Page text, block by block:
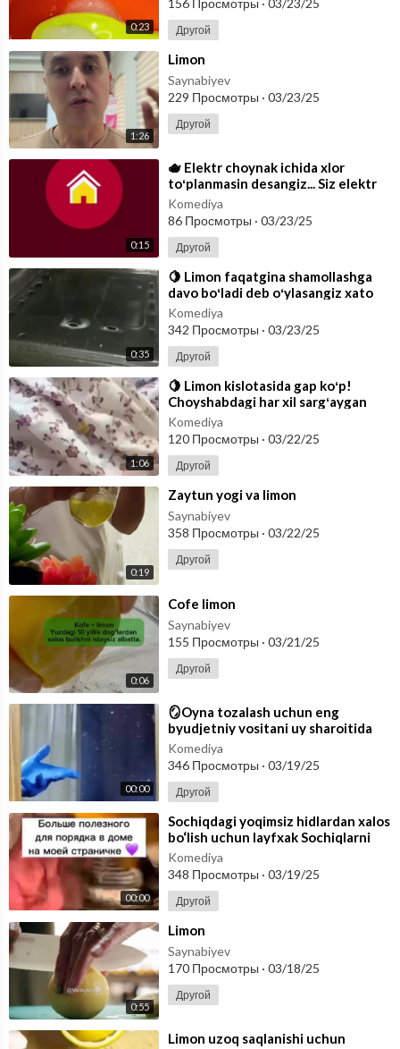
0:23
156 Просмотры · 03/23/25
Другой
1:26
⁣Limon
Saynabiyev
229 Просмотры · 03/23/25
Другой
0:15
⁣🫖 Elektr choynak ichida xlor
toʻplanmasin desangiz... Siz elektr
choynakni hafta bir marotaba limon
Komediya
86 Просмотры · 03/23/25
Другой
0:35
⁣🍋 Limon faqatgina shamollashga
davo boʻladi deb oʻylasangiz xato
qilasiz! Gaz duxovkasini tabiiy li
Komediya
342 Просмотры · 03/23/25
Другой
1:06
⁣🍋 Limon kislotasida gap koʻp!
Choyshabdagi har xil sargʻaygan
dogʻlarni hattoki undagi noxoʻsh
hidl
Komediya
120 Просмотры · 03/22/25
Другой
0:19
⁣Zaytun yogi va limon
Saynabiyev
358 Просмотры · 03/22/25
Другой
0:06
⁣Cofe limon
Saynabiyev
155 Просмотры · 03/21/25
Другой
00:00
⁣🪞Oyna tozalash uchun eng
byudjetniy vositani uy sharoitida
tayyorlashni o’rganib oling! Limon
kislo
Komediya
346 Просмотры · 03/19/25
Другой
00:00
⁣Sochiqdagi yoqimsiz hidlardan xalos
bo‘lish uchun layfxak Sochiqlarni
limon kislotasiga botirib, 6
Komediya
348 Просмотры · 03/19/25
Другой
0:55
⁣Limon
Saynabiyev
170 Просмотры · 03/18/25
Другой
⁣Limon uzoq saqlanishi uchun